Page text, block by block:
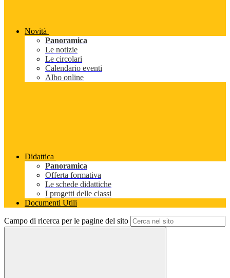
Novità
Panoramica
Le notizie
Le circolari
Calendario eventi
Albo online
Didattica
Panoramica
Offerta formativa
Le schede didattiche
I progetti delle classi
Documenti Utili
Campo di ricerca per le pagine del sito